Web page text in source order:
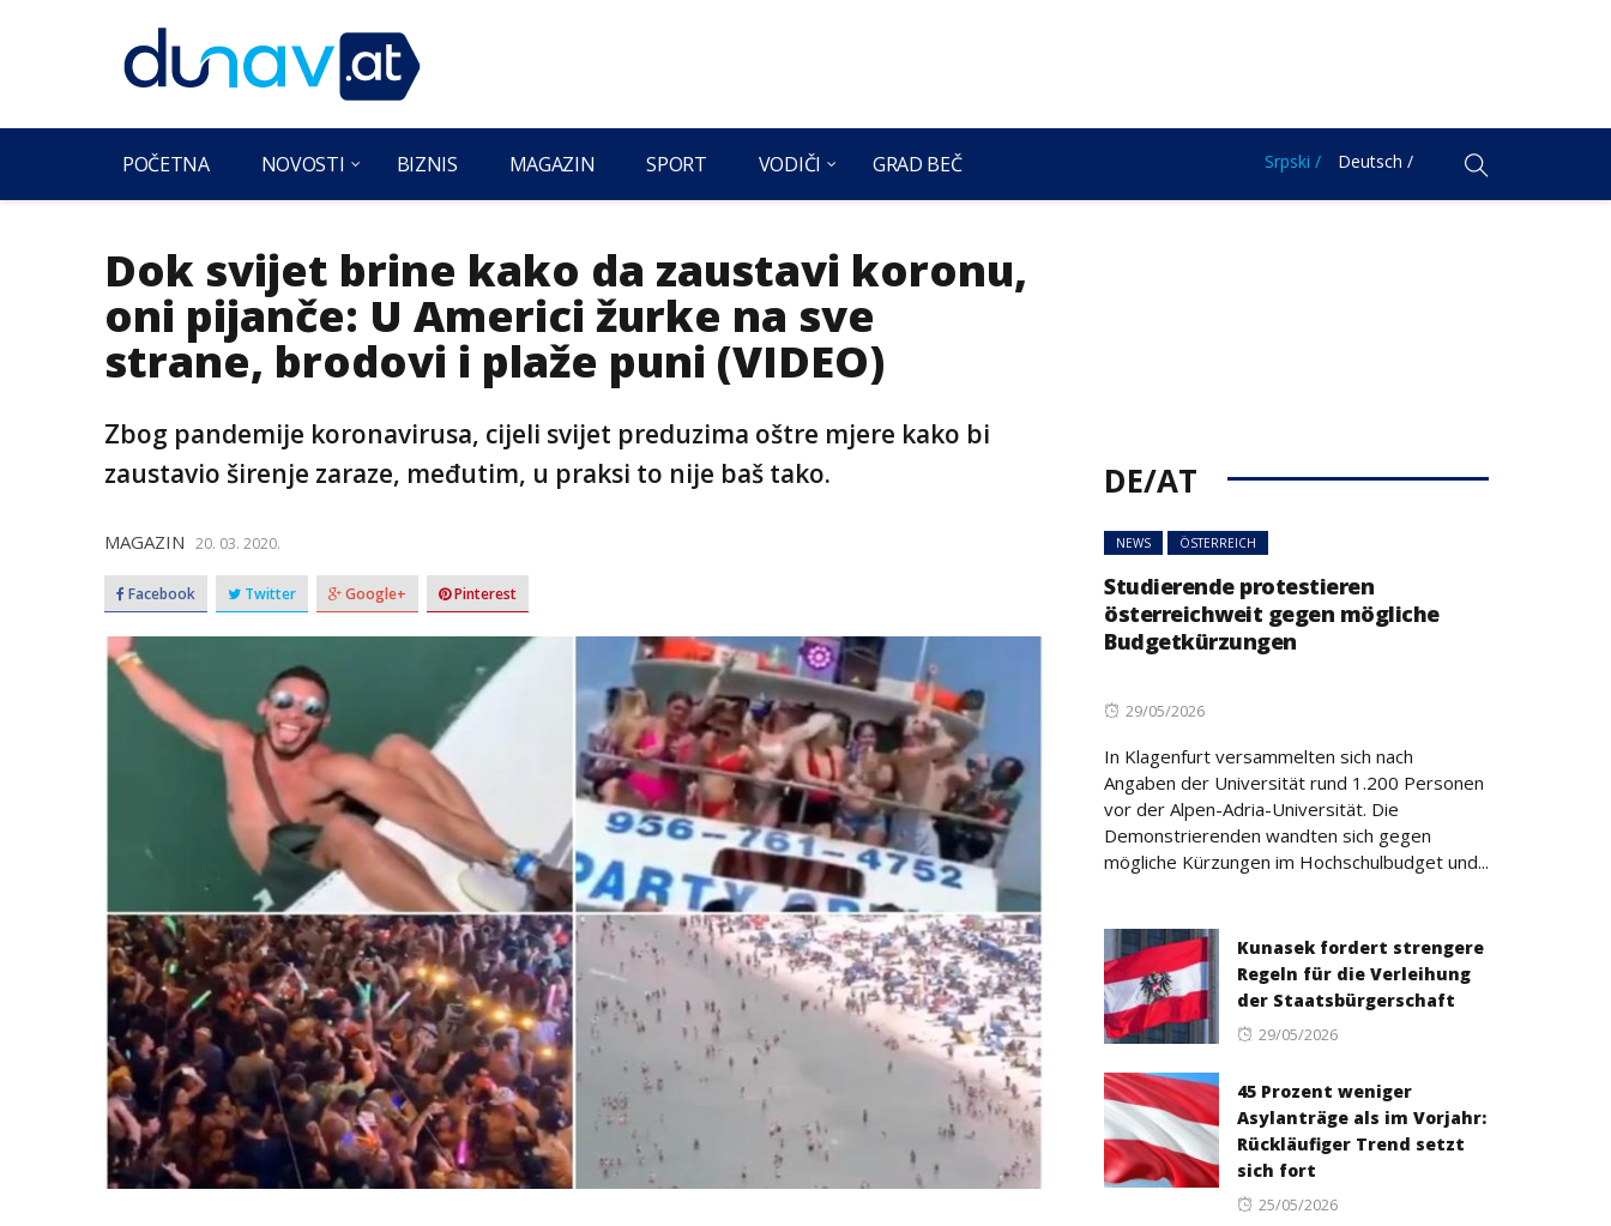
POČETNA NOVOSTI BIZNIS MAGAZIN SPORT VODIČI GRAD BEČ Srpski / Deutsch /
Dok svijet brine kako da zaustavi koronu,
oni pijanče: U Americi žurke na sve
strane, brodovi i plaže puni (VIDEO)
Zbog pandemije koronavirusa, cijeli svijet preduzima oštre mjere kako bi
zaustavio širenje zaraze, međutim, u praksi to nije baš tako.
MAGAZIN 20. 03. 2020.
Facebook Twitter Google+ Pinterest
DE/AT
NEWS ÖSTERREICH
Studierende protestieren
österreichweit gegen mögliche
Budgetkürzungen
Posted
29/05/2026
In Klagenfurt versammelten sich nach
Angaben der Universität rund 1.200 Personen
vor der Alpen-Adria-Universität. Die
Demonstrierenden wandten sich gegen
mögliche Kürzungen im Hochschulbudget und...
Kunasek fordert strengere
Regeln für die Verleihung
der Staatsbürgerschaft
Posted
29/05/2026
45 Prozent weniger
Asylanträge als im Vorjahr:
Rückläufiger Trend setzt
sich fort
Posted
25/05/2026